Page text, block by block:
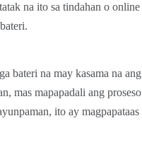
na ito sa tindahan o
bateri na may kasama na
mas mapapadali ang
ito ay